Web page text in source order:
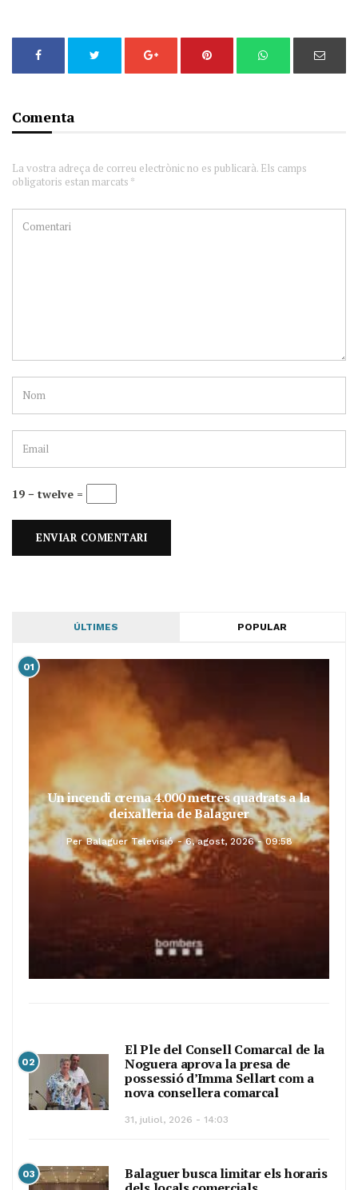
Comenta
La vostra adreça de correu electrònic no es publicarà. Els camps
obligatoris estan marcats *
19 − twelve =
ÚLTIMES POPULAR
01
Un incendi crema 4.000 metres quadrats a la
deixalleria de Balaguer
Per Balaguer Televisió 6, agost, 2026 - 09:58
02
El Ple del Consell Comarcal de la
Noguera aprova la presa de
possessió d’Imma Sellart com a
nova consellera comarcal
31, juliol, 2026 - 14:03
03
Balaguer busca limitar els horaris